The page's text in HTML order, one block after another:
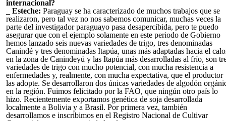
internacional?
_ Esteche: Paraguay se ha caracterizado de muchos trabajos que se
realizaron, pero tal vez no nos sabemos comunicar, muchas veces la
parte del investigador paraguayo pasa desapercibida, pero te puedo
asegurar que con el ejemplo solamente en este periodo de Gobierno
hemos lanzado seis nuevas variedades de trigo, tres denominadas
Canindé y tres denominadas Itapúa, unas más adaptadas hacia el
en la zona de Canindeyú y las Itapúa más desarrolladas al frío, son
variedades de trigo con mucho potencial, con mucha resistencia a
enfermedades y, realmente, con mucha expectativa, que el productor
las adopte. Se desarrollaron dos únicas variedades de algodón
en la región. Fuimos felicitado por la FAO, que ningún otro país lo
hizo. Recientemente exportamos genética de soja desarrollada
localmente a Bolivia y a Brasil. Por primera vez, también
desarrollamos e inscribimos en el Registro Nacional de Cultivar